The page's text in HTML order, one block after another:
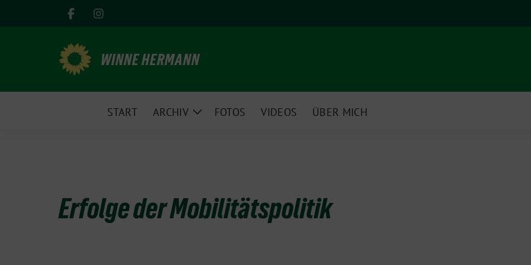
WINNE HERMANN
START ARCHIV
ZeigeFOTOS VIDEOS ÜBER MICH
Erfolge der Mobilitätspolitik